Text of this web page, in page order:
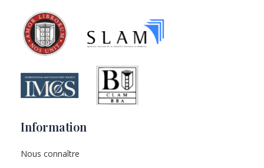
Information
Nous connaître